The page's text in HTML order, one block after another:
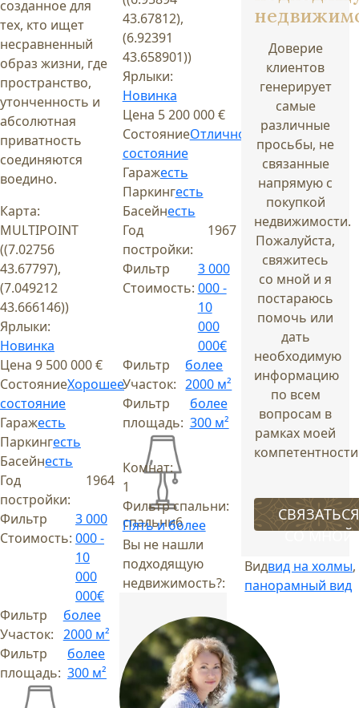
созданное для
тех, кто ищет
несравненный
образ жизни, где
пространство,
утонченность и
абсолютная
приватность
соединяются
воедино.
Карта:
MULTIPOINT
((7.02756
43.67797),
(7.049212
43.666146))
Ярлыки:
Новинка
Цена 9 500 000 €
СостояниеХорошее
состояние
Гаражесть
Паркингесть
Басейнесть
Год
постройки:
1964
Фильтр
Стоимость:
3 000
000 -
10
000
000€
Фильтр
Участок:
более
2000 м²
Фильтр
площадь:
более
300 м²
43.67812),
(6.92391
43.658901))
Ярлыки:
Новинка
Цена 5 200 000 €
СостояниеОтличное
состояние
Гаражесть
Паркингесть
Басейнесть
Год
постройки:
1967
Фильтр
Стоимость:
3 000
000 -
10
000
000€
Фильтр
Участок:
более
2000 м²
Фильтр
площадь:
более
300 м²
спальни6
Комнат:
1
Фильтр спальни:
Пять и более
Вы не нашли
подходящую
недвижимость?:
Доверие
клиентов
генерирует
самые
различные
просьбы, не
связанные
напрямую с
покупкой
недвижимости.
Пожалуйста,
свяжитесь
со мной и я
постараюсь
помочь или
дать
необходимую
информацию
по всем
вопросам в
рамках моей
СО МНОЙ
Видвид на холмы,
панорамный вид